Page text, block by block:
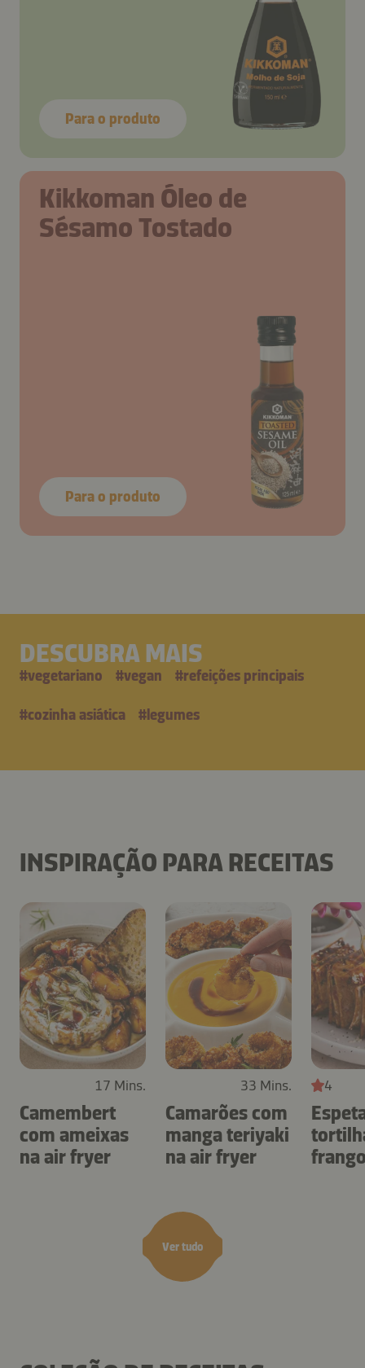
Para o produto
Kikkoman Óleo de
Sésamo Tostado
Para o produto
DESCUBRA MAIS
#vegetariano #vegan #refeições principais
#cozinha asiática # legumes
INSPIRAÇÃO PARA RECEITAS
Ver tudo
17 Mins.
Camembert
com ameixas
na air fryer
33 Mins.
Camarões com
manga teriyaki
na air fryer
4